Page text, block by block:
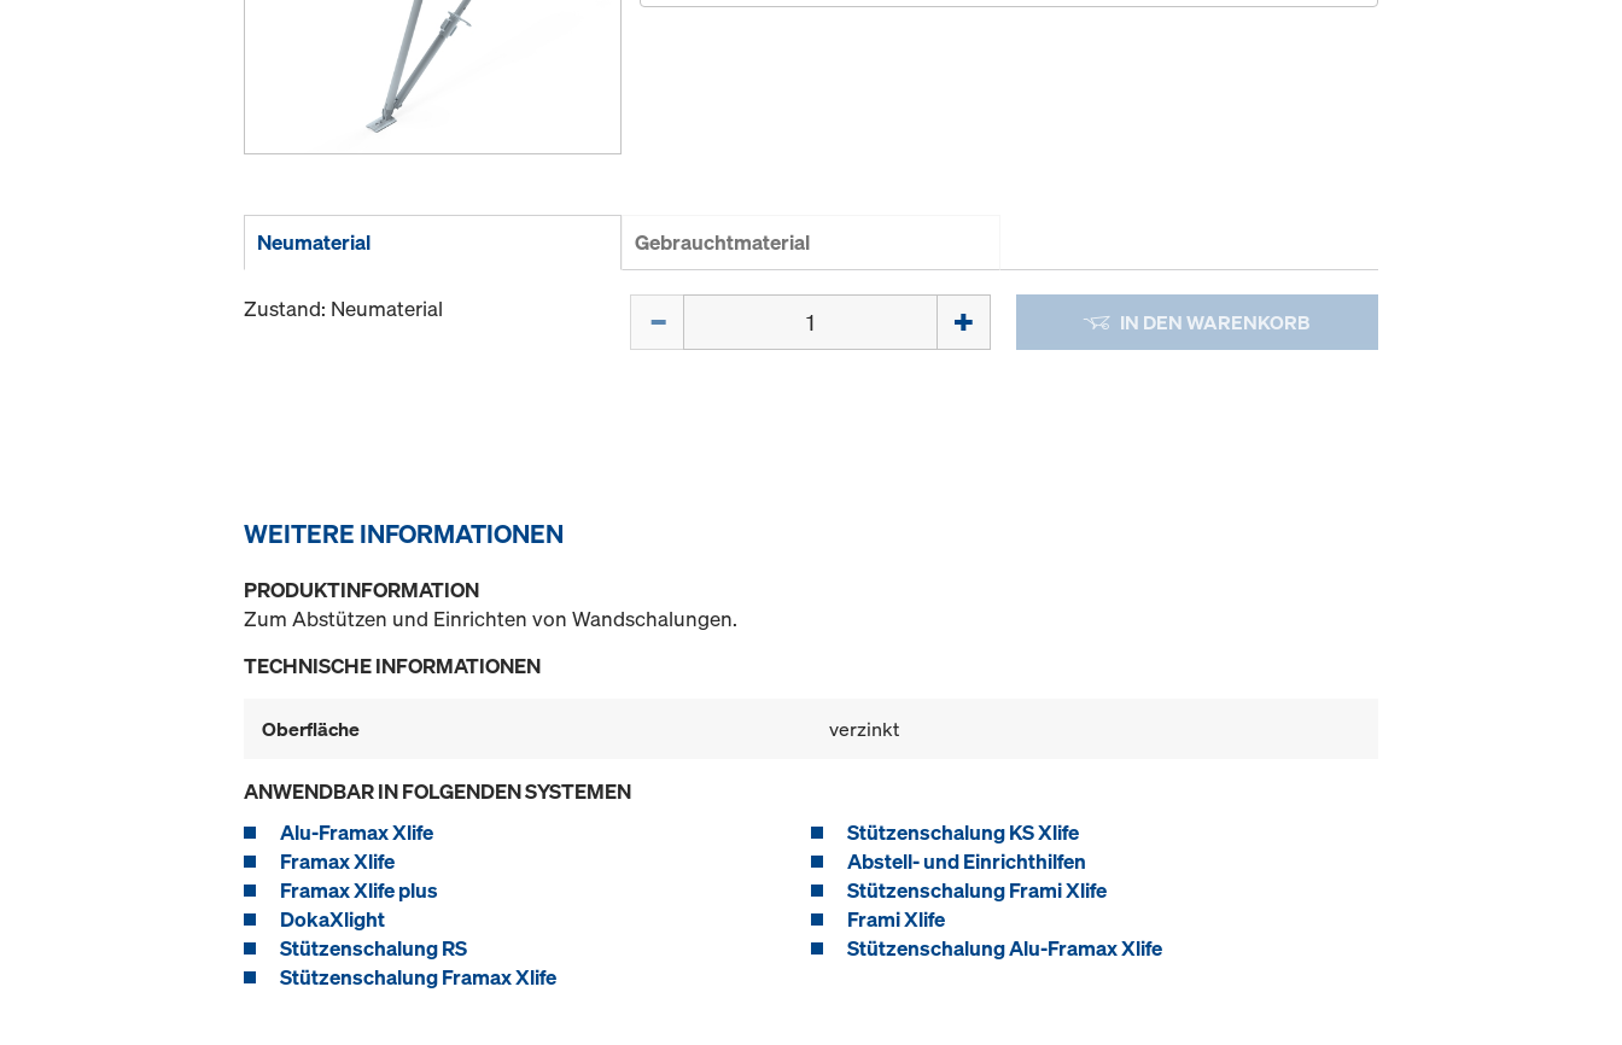
Neumaterial Gebrauchtmaterial
Zustand: Neumaterial IN DEN WARENKORB
WEITERE INFORMATIONEN
PRODUKTINFORMATION
Zum Abstützen und Einrichten von Wandschalungen.
TECHNISCHE INFORMATIONEN
Oberfläche verzinkt
ANWENDBAR IN FOLGENDEN SYSTEMEN
Alu-Framax Xlife
Stützenschalung KS Xlife
Framax Xlife
Abstell- und Einrichthilfen
Framax Xlife plus
Stützenschalung Frami Xlife
DokaXlight
Frami Xlife
Stützenschalung RS
Stützenschalung Alu-Framax Xlife
Stützenschalung Framax Xlife